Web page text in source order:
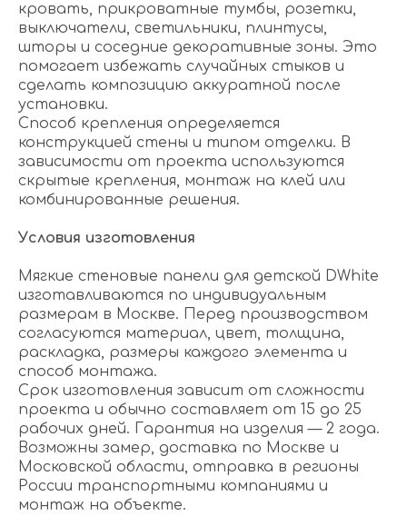
кровать, прикроватные тумбы, розетки,
выключатели, светильники, плинтусы,
шторы и соседние декоративные зоны. Это
помогает избежать случайных стыков и
сделать композицию аккуратной после
установки.
Способ крепления определяется
конструкцией стены и типом отделки. В
зависимости от проекта используются
скрытые крепления, монтаж на клей или
комбинированные решения.
Условия изготовления
Мягкие стеновые панели для детской DWhite
изготавливаются по индивидуальным
размерам в Москве. Перед производством
согласуются материал, цвет, толщина,
раскладка, размеры каждого элемента и
способ монтажа.
Срок изготовления зависит от сложности
проекта и обычно составляет от 15 до 25
рабочих дней. Гарантия на изделия — 2 года.
Возможны замер, доставка по Москве и
Московской области, отправка в регионы
России транспортными компаниями и
монтаж на объекте.